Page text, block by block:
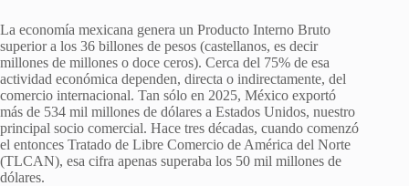
La economía mexicana genera un Producto Interno Bruto
superior a los 36 billones de pesos (castellanos, es decir
millones de millones o doce ceros). Cerca del 75% de esa
actividad económica dependen, directa o indirectamente, del
comercio internacional. Tan sólo en 2025, México exportó
más de 534 mil millones de dólares a Estados Unidos, nuestro
principal socio comercial. Hace tres décadas, cuando comenzó
el entonces Tratado de Libre Comercio de América del Norte
(TLCAN), esa cifra apenas superaba los 50 mil millones de
dólares.